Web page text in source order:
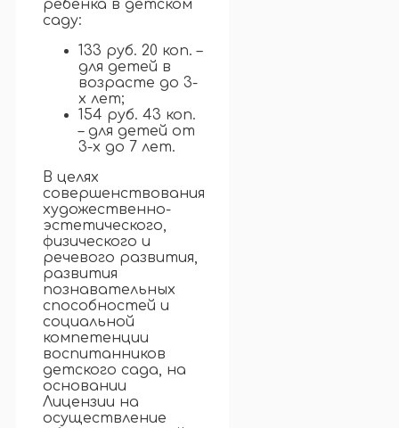
ребенка в детском
саду:
133 руб. 20 коп. –
для детей в
возрасте до 3-
х лет;
154 руб. 43 коп.
– для детей от
3-х до 7 лет.
В целях
совершенствования
художественно-
эстетического,
физического и
речевого развития,
развития
познавательных
способностей и
социальной
компетенции
воспитанников
детского сада, на
основании
Лицензии на
осуществление